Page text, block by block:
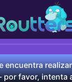
encuentra
por favor, intenta